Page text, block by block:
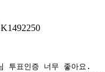
투표인증 너무 좋아요.